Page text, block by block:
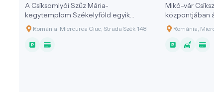
A Csíksomlyói Szűz Mária-
kegytemplom Székelyföld egyik
legismertebb szakrális központja, amely
évszázadok óta a vallásos élet, a
közösségi összetartozás és a kulturális
Románia, Miercurea Ciuc, Strada Szék 148
Mikó-vár
központjában
reneszánsz-
város egyik
turisztikai
Románia,